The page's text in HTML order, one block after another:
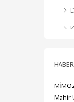
Mahir